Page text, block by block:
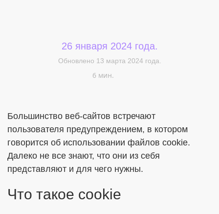
Меня интересует...
ОТПРАВИТЬ
26 января 2024 года.
Обновлено 13 марта 2024 года.
6 мин.
Большинство веб-сайтов встречают
пользователя предупреждением, в котором
говорится об использовании файлов cookie.
Далеко не все знают, что они из себя
представляют и для чего нужны.
Что такое cookie